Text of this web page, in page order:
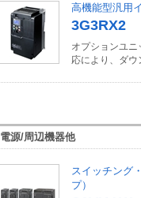
高機能型汎用
3G3RX2
オプションユ
応により、ダ
電源/周辺機器他
スイッチング
プ）